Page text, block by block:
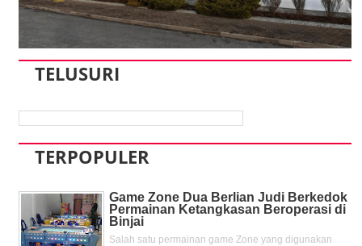
TELUSURI
TERPOPULER
Game Zone Dua Berlian Judi Berkedok
Permainan Ketangkasan Beroperasi di
Binjai
Salah satu permainan game Zone yang digunakan